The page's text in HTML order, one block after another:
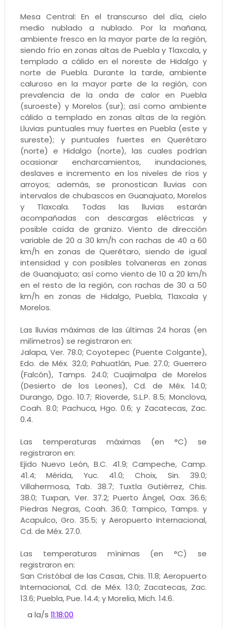
Mesa Central: En el transcurso del día, cielo
medio nublado a nublado. Por la mañana,
ambiente fresco en la mayor parte de la región,
siendo frío en zonas altas de Puebla y Tlaxcala, y
templado a cálido en el noreste de Hidalgo y
norte de Puebla. Durante la tarde, ambiente
caluroso en la mayor parte de la región, con
prevalencia de la onda de calor en Puebla
(suroeste) y Morelos (sur); así como ambiente
cálido a templado en zonas altas de la región.
Lluvias puntuales muy fuertes en Puebla (este y
sureste); y puntuales fuertes en Querétaro
(norte) e Hidalgo (norte), las cuales podrían
ocasionar encharcamientos, inundaciones,
deslaves e incremento en los niveles de ríos y
arroyos; además, se pronostican lluvias con
intervalos de chubascos en Guanajuato, Morelos
y Tlaxcala. Todas las lluvias estarán
acompañadas con descargas eléctricas y
posible caída de granizo. Viento de dirección
variable de 20 a 30 km/h con rachas de 40 a 60
km/h en zonas de Querétaro, siendo de igual
intensidad y con posibles tolvaneras en zonas
de Guanajuato; así como viento de 10 a 20 km/h
en el resto de la región, con rachas de 30 a 50
km/h en zonas de Hidalgo, Puebla, Tlaxcala y
Morelos.
Las lluvias máximas de las últimas 24 horas (en
milímetros) se registraron en:
Jalapa, Ver. 78.0; Coyotepec (Puente Colgante),
Edo. de Méx. 32.0; Pahuatlán, Pue. 27.0; Guerrero
(Falcón), Tamps. 24.0; Cuajimalpa de Morelos
(Desierto de los Leones), Cd. de Méx. 14.0;
Durango, Dgo. 10.7; Rioverde, S.L.P. 8.5; Monclova,
Coah. 8.0; Pachuca, Hgo. 0.6; y Zacatecas, Zac.
0.4.
Las temperaturas máximas (en °C) se
registraron en:
Ejido Nuevo León, B.C. 41.9; Campeche, Camp.
41.4; Mérida, Yuc. 41.0; Choix, Sin. 39.0;
Villahermosa, Tab. 38.7; Tuxtla Gutiérrez, Chis.
38.0; Tuxpan, Ver. 37.2; Puerto Ángel, Oax. 36.6;
Piedras Negras, Coah. 36.0; Tampico, Tamps. y
Acapulco, Gro. 35.5; y Aeropuerto Internacional,
Cd. de Méx. 27.0.
Las temperaturas mínimas (en °C) se
registraron en:
San Cristóbal de las Casas, Chis. 11.8; Aeropuerto
Internacional, Cd. de Méx. 13.0; Zacatecas, Zac.
13.6; Puebla, Pue. 14.4; y Morelia, Mich. 14.6.
a la/s11:18:00